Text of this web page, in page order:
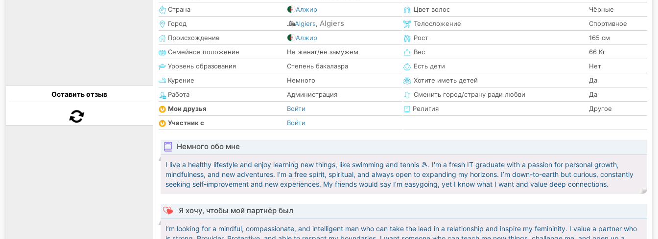
Оставить отзыв
Страна
Алжир
Город
Algiers, Algiers
Происхождение
Алжир
Семейное положение
Не женат/не замужем
Уровень образования
Степень бакалавра
Курение
Немного
Работа
Администрация
Мои друзья
Войти
Участник с
Войти
Цвет волос
Чёрные
Телосложение
Спортивное
Рост
165 см
Вес
66 Кг
Есть дети
Нет
Хотите иметь детей
Да
Сменить город/страну ради любви
Да
Религия
Другое
Немного обо мне
I live a healthy lifestyle and enjoy learning new things, like swimming and tennis 🎾. I'm a fresh IT graduate with a passion for personal growth,
mindfulness, and new adventures. I’m a free spirit, spiritual, and always open to expanding my horizons. I’m down-to-earth but curious, constantly
seeking self-improvement and new experiences. My friends would say I’m easygoing, yet I know what I want and value deep connections.
Я хочу, чтобы мой партнёр был
I’m looking for a mindful, compassionate, and intelligent man who can take the lead in a relationship and inspire my femininity. I value a partner who